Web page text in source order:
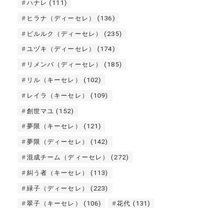
ハナレ (111)
ヒラナ（ディーセレ） (136)
ピルルク（ディーセレ） (235)
ユヅキ（ディーセレ） (174)
リメンバ（ディーセレ） (185)
リル（キーセレ） (102)
レイラ（キーセレ） (109)
創世マユ (152)
夢限（キーセレ） (121)
夢限（ディーセレ） (142)
混成チーム（ディーセレ） (272)
糾う者（キーセレ） (113)
緑子（ディーセレ） (223)
翠子（キーセレ） (106) 花代 (131)